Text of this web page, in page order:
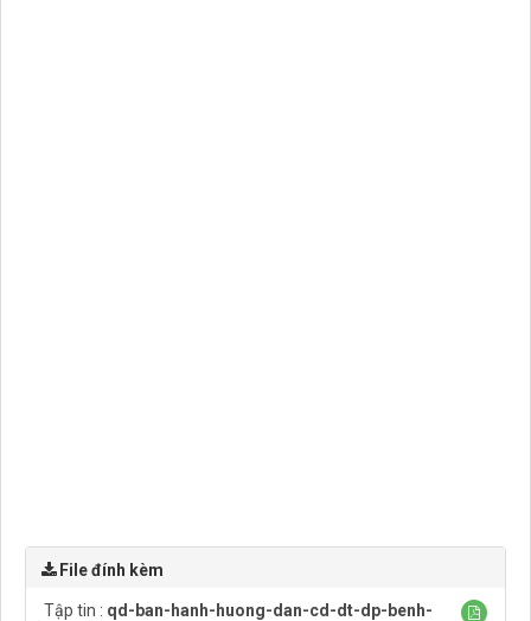
File đính kèm
Tập tin : qd-ban-hanh-huong-dan-cd-dt-dp-benh-